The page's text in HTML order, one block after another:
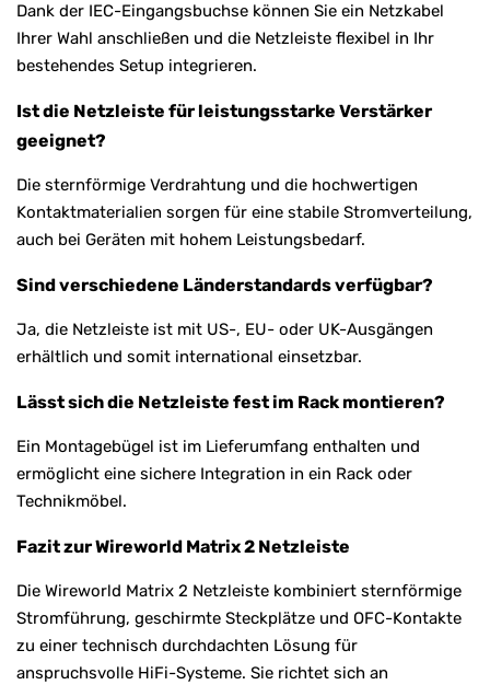
Dank der IEC-Eingangsbuchse können Sie ein Netzkabel
Ihrer Wahl anschließen und die Netzleiste flexibel in Ihr
bestehendes Setup integrieren.
Ist die Netzleiste für leistungsstarke Verstärker
geeignet?
Die sternförmige Verdrahtung und die hochwertigen
Kontaktmaterialien sorgen für eine stabile Stromverteilung,
auch bei Geräten mit hohem Leistungsbedarf.
Sind verschiedene Länderstandards verfügbar?
Ja, die Netzleiste ist mit US-, EU- oder UK-Ausgängen
erhältlich und somit international einsetzbar.
Lässt sich die Netzleiste fest im Rack montieren?
Ein Montagebügel ist im Lieferumfang enthalten und
ermöglicht eine sichere Integration in ein Rack oder
Technikmöbel.
Fazit zur Wireworld Matrix 2 Netzleiste
Die Wireworld Matrix 2 Netzleiste kombiniert sternförmige
Stromführung, geschirmte Steckplätze und OFC-Kontakte
zu einer technisch durchdachten Lösung für
anspruchsvolle HiFi-Systeme. Sie richtet sich an